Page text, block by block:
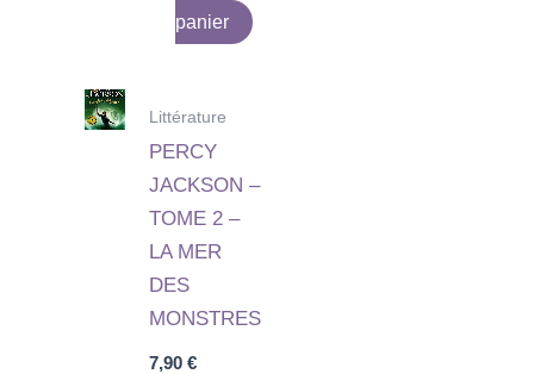
panier
Littérature
PERCY
JACKSON –
TOME 2 –
LA MER
DES
MONSTRES
7,90€